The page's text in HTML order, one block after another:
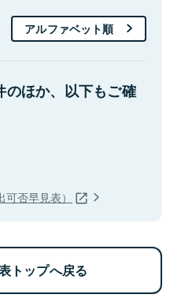
アルファベット順
のほか、以下もご確
否早見表）
トップへ戻る